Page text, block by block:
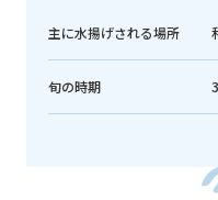
主に水揚げされる場所
旬の時期